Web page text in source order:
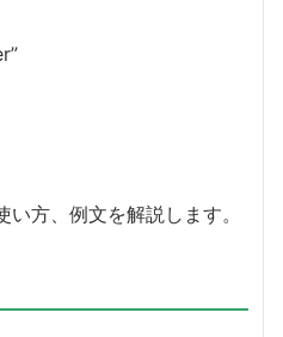
方、例文を解説します。